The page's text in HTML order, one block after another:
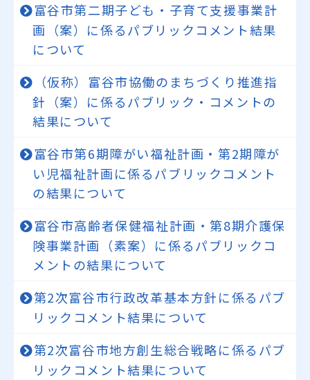
富谷市第二期子ども・子育て支援事業計
画（案）に係るパブリックコメント結果
について
（仮称）富谷市協働のまちづくり推進指
針（案）に係るパブリック・コメントの
結果について
富谷市第6期障がい福祉計画・第2期障が
い児福祉計画に係るパブリックコメント
の結果について
富谷市高齢者保健福祉計画・第8期介護保
険事業計画（素案）に係るパブリックコ
メントの結果について
第2次富谷市行政改革基本方針に係るパブ
リックコメント結果について
第2次富谷市地方創生総合戦略に係るパブ
リックコメント結果について